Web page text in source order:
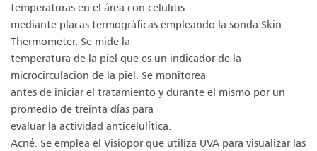
temperaturas en el área con celulitis
mediante placas termográficas empleando la sonda Skin-
Thermometer. Se mide la
temperatura de la piel que es un indicador de la
microcirculacion de la piel. Se monitorea
antes de iniciar el tratamiento y durante el mismo por un
promedio de treinta días para
evaluar la actividad anticelulítica.
Acné. Se emplea el Visiopor que utiliza UVA para visualizar las